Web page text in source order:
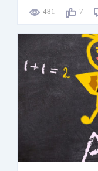
481 7